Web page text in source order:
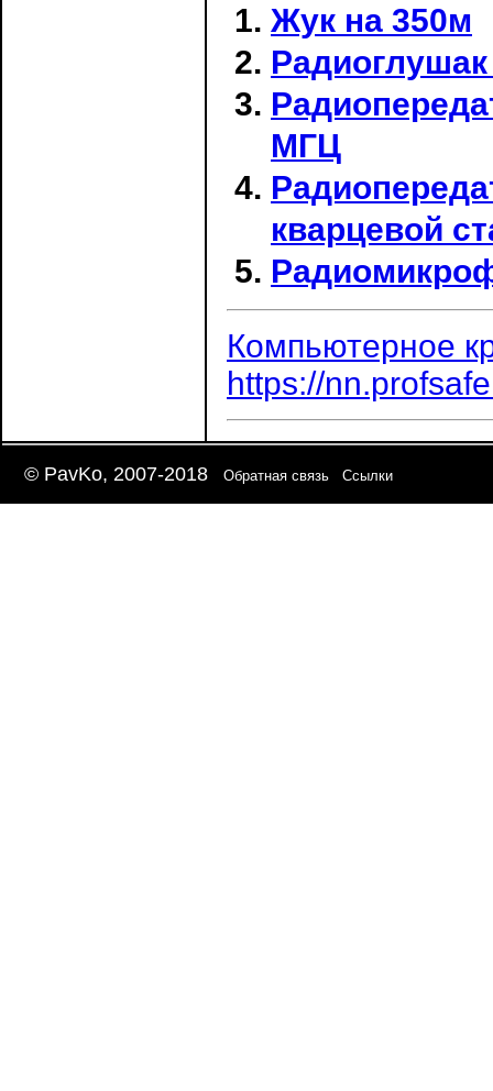
Жук на 350м
МГЦ
кварцевой
Компьютерное
https://
© PavKo, 2007-2018 Обратная связь Ссылки